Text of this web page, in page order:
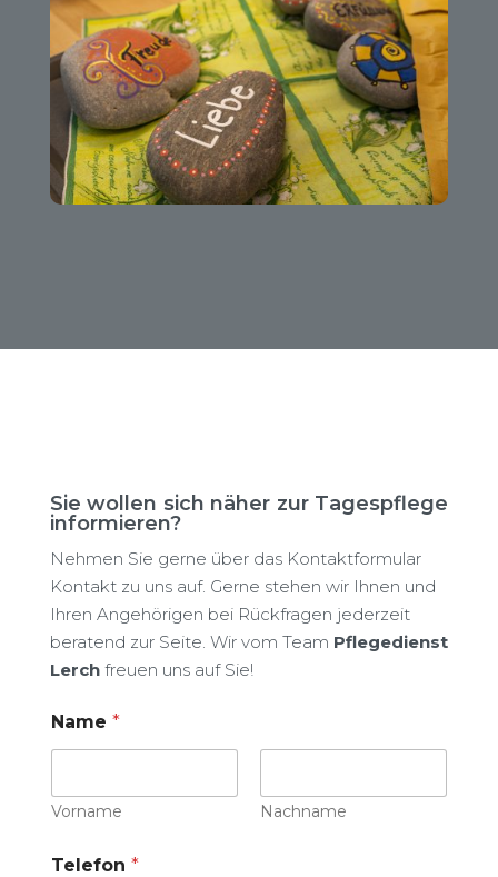
Sie wollen sich näher zur Tagespflege
informieren?
Nehmen Sie gerne über das Kontaktformular
Kontakt zu uns auf. Gerne stehen wir Ihnen und
Ihren Angehörigen bei Rückfragen jederzeit
beratend zur Seite. Wir vom Team Pflegedienst
Lerchfreuen uns auf Sie!
Name *
Vorname Nachname
Telefon *